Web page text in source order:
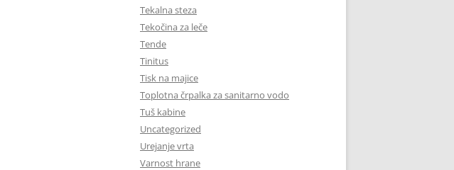
Tekalna steza
Tekočina za leče
Tende
Tinitus
Tisk na majice
Toplotna črpalka za sanitarno vodo
Tuš kabine
Uncategorized
Urejanje vrta
Varnost hrane